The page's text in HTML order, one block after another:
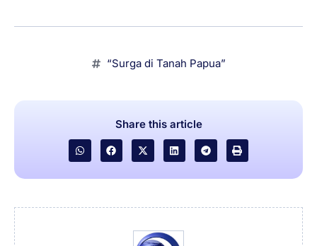
“Surga di Tanah Papua”
Share this article